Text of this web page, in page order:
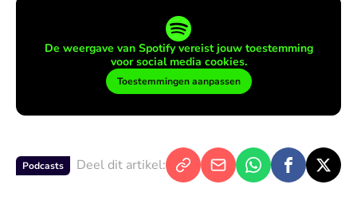
De weergave van Spotify vereist jouw toestemming
voor social media cookies.
Toestemmingen aanpassen
Podcasts Deel dit artikel: